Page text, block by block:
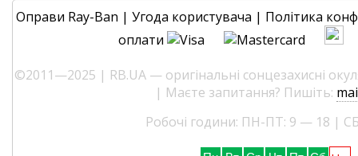
Оправи Ray-Ban | Угода користувача | Політика
оплати
©2011—2025 | RB.UA — оригінальні сонцезахисні
| Маєте запитання? Пишіть:
Робочі години: ПН-ПТ: 9 — 18 |